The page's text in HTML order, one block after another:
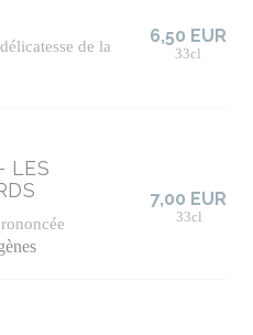
de la
6,50 EUR
33cl
LES
7,00 EUR
33cl